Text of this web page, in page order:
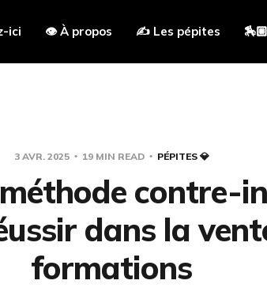
ici 👁 À propos ✍️ Les pépites
3 AVR. 2025 19 MIN READ PÉPITES 💎
méthode contre-
dans la
formations